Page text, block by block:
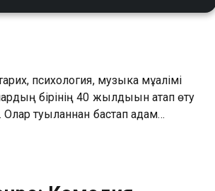
психология, музыка мұғалімі
бірінің 40 жылдығын атап өту
туылғаннан бастап адам
тапшылығынан зардап шегеді